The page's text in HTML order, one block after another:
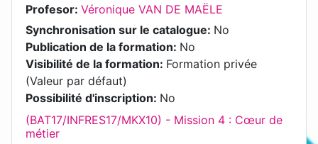
Profesor: Véronique VAN DE MAËLE
Synchronisation sur le catalogue: No
Publication de la formation: No
Visibilité de la formation: Formation privée
(Valeur par défaut)
Possibilité d'inscription: No
(BAT17/INFRES17/MKX10) - Mission 4 : Cœur de
métier